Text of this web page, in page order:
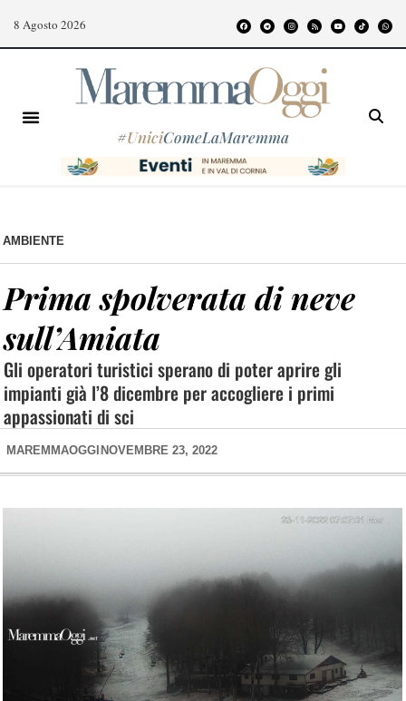
8 Agosto 2026
#UniciComeLaMaremma
AMBIENTE
Prima spolverata di neve
sull’Amiata
Gli operatori turistici sperano di poter aprire gli
impianti già l’8 dicembre per accogliere i primi
appassionati di sci
MAREMMAOGGI NOVEMBRE 23, 2022